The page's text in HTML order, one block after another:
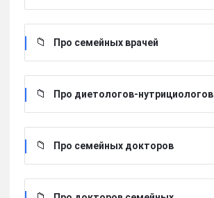
Про семейных врачей
Про диетологов-нутрициологов
Про семейных докторов